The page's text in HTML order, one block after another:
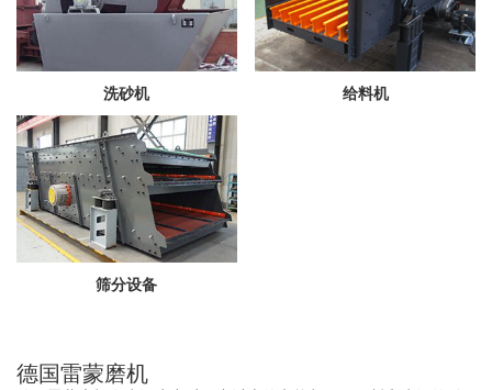
洗砂机 给料机
筛分设备
德国雷蒙磨机